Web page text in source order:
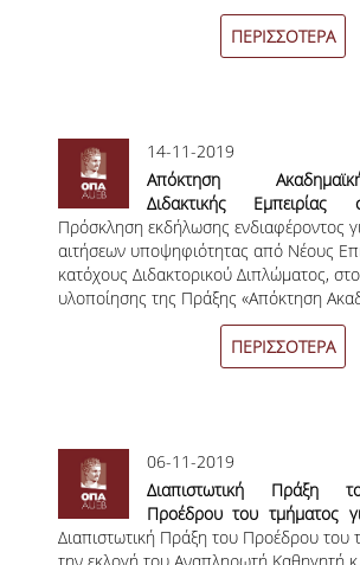
ΓΕΝΙΚΕΣ ΠΛΗΡΟΦΟΡΙΕΣ
ΠΑΝΕΠΙΣΤΗΜΙΩΝ
ΑΝΑΚΟΙΝΩΣΕΙΣ
ΤESTIMONIALS
ΕΠΙΚΟΙΝΩΝΙΑ &
ΣΥΝΔΕΣΜΟΙ
ΜΕΤΑΠΤΥΧΙΑΚΕΣ ΣΠΟΥΔΕΣ
ΜΕΤΑΠΤΥΧΙΑΚΑ
ΔΙΔΑΚΤΟΡΙΚΟ ΠΡΟΓΡΑΜΜΑ
ΠΕΡΙΣΣΟΤΕΡΑ
14-11-2019
Απόκτηση
Διδακτικής Εμπειρίας
Νέους Επιστήμονες
Διδακτορικού 2019-2020
Οικονομικό
Αθηνών
Πρόσκληση εκδήλωσης ενδιαφέροντος
αιτήσεων υποψηφιότητας από Νέους
κατόχους Διδακτορικού Διπλώματος,
υλοποίησης της Πράξης «Απόκτηση
Διδακτικής Εμπειρίας σε Νέους
Διδακτορικού 2019-2020 στο Οικονομικό
Πανεπιστήμιο Αθηνών».
ΠΕΡΙΣΣΟΤΕΡΑ
06-11-2019
Διαπιστωτική Πράξη
Προέδρου του τμήματος
την εκλογή του
Διαπιστωτική Πράξη του Προέδρου του